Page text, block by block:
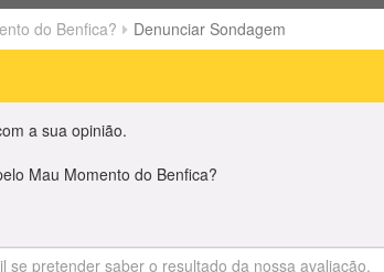
do Benfica? Denunciar Sondagem
a sua opinião.
Mau Momento do Benfica?